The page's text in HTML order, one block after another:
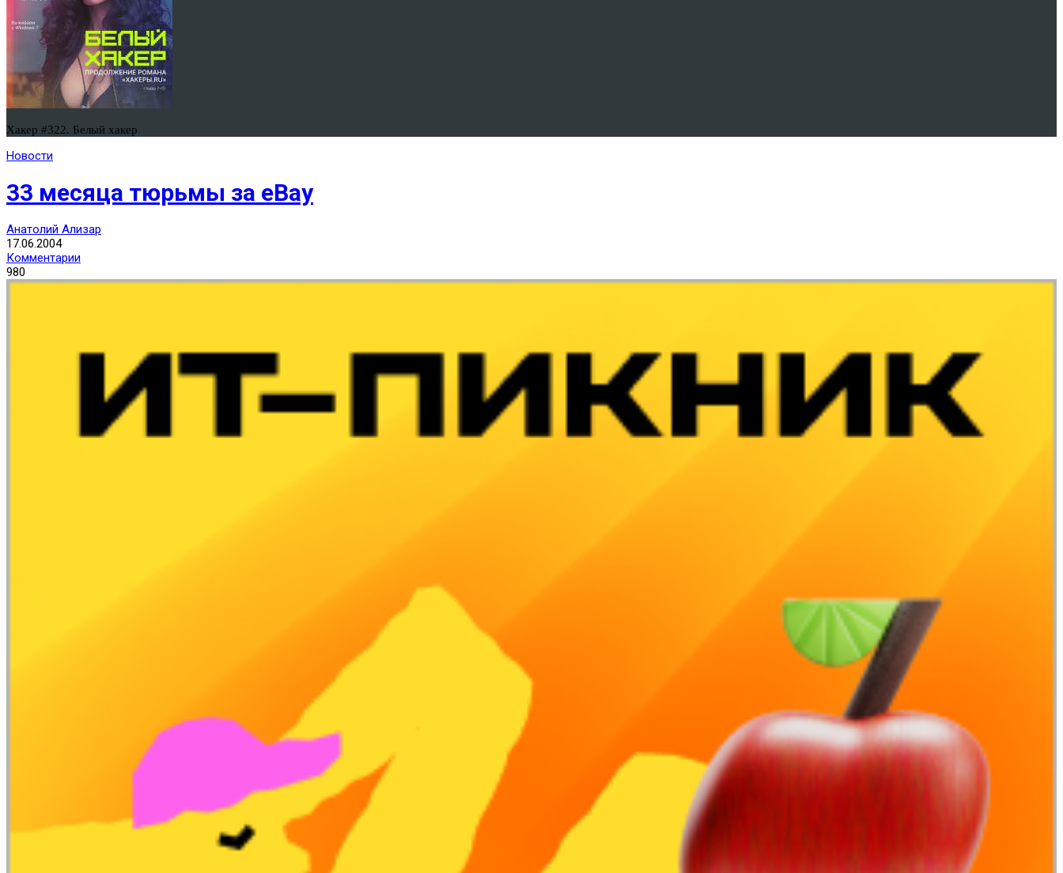
Хакер #322. Белый хакер
Новости
33 месяца тюрьмы за еBay
Анатолий Ализар
17.06.2004
Комментарии
980